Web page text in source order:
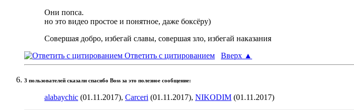
Они попса.
но это видео простое и понятное, даже боксёру)
Совершая добро, избегай славы, совершая зло, избегай наказания
Ответить с цитированием
Вверх ▲
3 пользователей сказали cпасибо Boss за это полезное сообщение:
alabaychic (01.11.2017), Carceri (01.11.2017), NIKODIM (01.11.2017)